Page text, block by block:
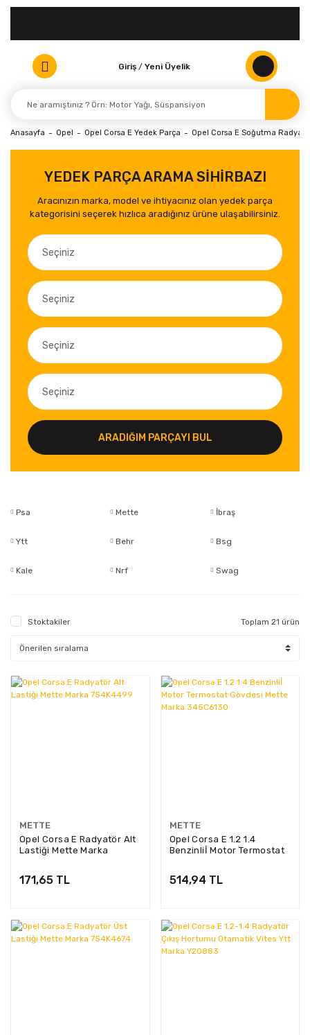
Giriş / Yeni Üyelik
Anasayfa Opel Opel Corsa E Yedek Parça Opel Corsa E Soğutma
YEDEK PARÇA ARAMA SİHİRBAZI
Aracınızın marka, model ve ihtiyacınız olan yedek parça
kategorisini seçerek hızlıca aradığınız ürüne ulaşabilirsiniz.
ARADIĞIM PARÇAYI BUL
Psa Mette İbraş
Ytt Behr Bsg
Kale Nrf Swag
Stoktakiler Toplam 21 ürün
METTE
Opel Corsa E Radyatör Alt
Lastiği Mette Marka
171,65 TL
METTE
Opel Corsa E 1.2 1.4
Benzinliİ Motor Termostat
514,94 TL